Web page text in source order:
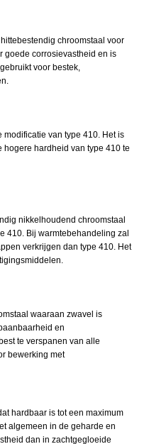
chroomstaal voor
goede corrosievastheid en is
voor bestek,
van type 410. Het is
hogere hardheid van type 410 te
nikkelhoudend chroomstaal
410. Bij warmtebehandeling zal
verkrijgen dan type 410. Het
waaraan zwavel is
en
te verspanen van alle
bewerking met
hardbaar is tot een maximum
algemeen in de geharde en
dan in zachtgegloeide